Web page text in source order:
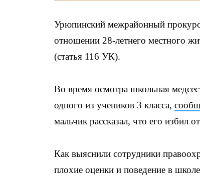
Урюпинский межрайонный
отношении 28-летнего местного
(статья 116 УК).
Во время осмотра школьная
одного из учеников 3 класса,
мальчик рассказал, что его избил
Как выяснили сотрудники
плохие оценки и поведение в